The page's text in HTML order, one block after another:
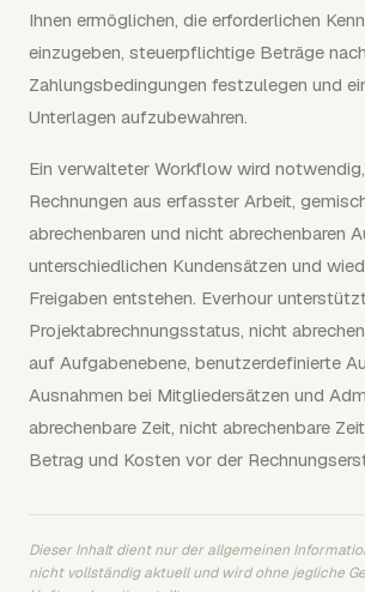
Ihnen ermöglichen, die erforderlichen
einzugeben, steuerpflichtige Beträge
Zahlungsbedingungen festzulegen und
Unterlagen aufzubewahren.
Ein verwalteter Workflow wird
Rechnungen aus erfasster Arbeit,
abrechenbaren und nicht abrechenbaren
unterschiedlichen Kundensätzen und
Freigaben entstehen. Everhour
Projektabrechnungsstatus, nicht
auf Aufgabenebene, benutzerdefinierte
Ausnahmen bei Mitgliedersätzen und
abrechenbare Zeit, nicht abrechenbare
Betrag und Kosten vor der
Dieser Inhalt dient nur der allgemeinen
nicht vollständig aktuell und wird ohne jegliche